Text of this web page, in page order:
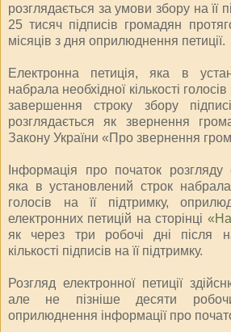
розглядається за умови збору на її
25 тисяч підписів громадян
місяців з дня оприлюднення петиції.
Електронна петиція, яка в
набрала необхідної кількості голосів
завершення строку збору
розглядається як звернення
Закону України «Про звернення
Інформація про початок розгляду
яка в установлений строк набрала
голосів на її підтримку,
електронних петицій на сторінці «На
як через три робочі дні після
кількості підписів на її підтримку.
Розгляд електронної петиції
але не пізніше десяти
оприлюднення інформації про